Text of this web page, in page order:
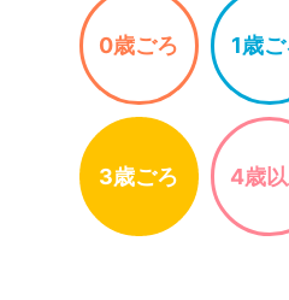
0歳ごろ 1歳
3歳ごろ 4歳